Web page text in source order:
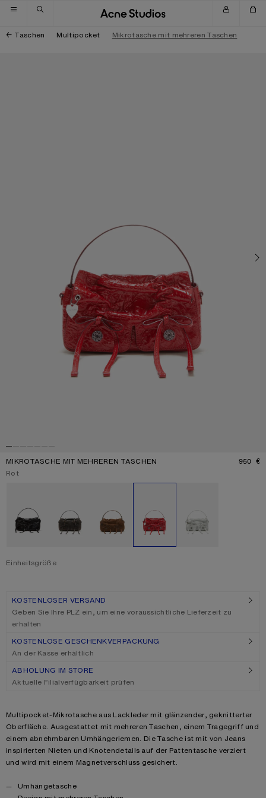
Zur Navigation wechseln
Zum Hauptinhalt wechseln
Zum Footer wechseln
Taschen Multipocket Mikrotasche mit mehreren Taschen
MIKROTASCHE MIT MEHREREN TASCHEN 950 €
Aktuelle Farbe:
Rot
Einheitsgröße
KOSTENLOSER VERSAND
Geben Sie Ihre PLZ ein, um eine voraussichtliche Lieferzeit zu
erhalten
KOSTENLOSE GESCHENKVERPACKUNG
An der Kasse erhältlich
ABHOLUNG IM STORE
Aktuelle Filialverfügbarkeit prüfen
Product description
Multipocket-Mikrotasche aus Lackleder mit glänzender, geknitterter
Oberfläche. Ausgestattet mit mehreren Taschen, einem Tragegriff und
einem abnehmbaren Umhängeriemen. Die Tasche ist mit von Jeans
inspirierten Nieten und Knotendetails auf der Pattentasche verziert
und wird mit einem Magnetverschluss gesichert.
Product details
Umhängetasche